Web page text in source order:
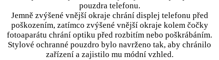
pouzdra telefonu.
Jemně zvýšené vnější okraje chrání displej telefonu před
poškozením, zatímco zvýšené vnější okraje kolem čočky
fotoaparátu chrání optiku před rozbitím nebo poškrábáním.
Stylové ochranné pouzdro bylo navrženo tak, aby chránilo
zařízení a zajistilo mu módní vzhled.